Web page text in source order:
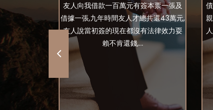
友說是a要
到a 我這位
幫我找a出
友人向我借款一百萬元有簽本票一張及
借據一張,九年時間友人才總共還43萬元,
友人說當初簽的現在都沒有法律效力耍
賴不肯還錢,...